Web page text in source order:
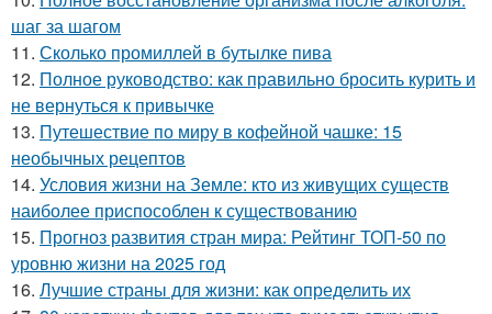
шаг за шагом
11. Сколько промиллей в бутылке пива
12. Полное руководство: как правильно бросить курить и
не вернуться к привычке
13. Путешествие по миру в кофейной чашке: 15
необычных рецептов
14. Условия жизни на Земле: кто из живущих существ
наиболее приспособлен к существованию
15. Прогноз развития стран мира: Рейтинг ТОП-50 по
уровню жизни на 2025 год
16. Лучшие страны для жизни: как определить их